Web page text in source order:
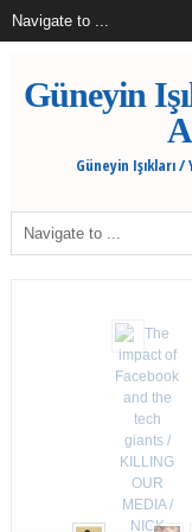
Güneyin
Güneyin Işıkları /